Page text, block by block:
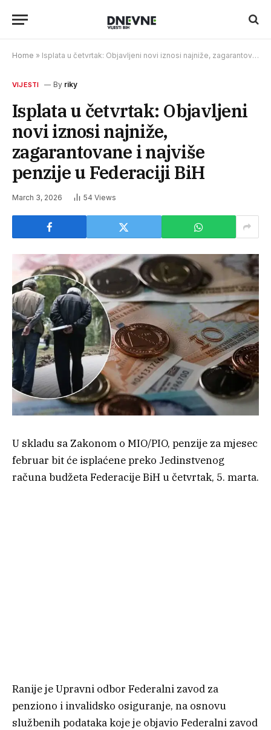
Home » Isplata u četvrtak: Objavljeni novi iznosi najniže, zagarantovane i najviše penzije u Federaciji BiH
VIJESTI By riky
Isplata u četvrtak: Objavljeni
novi iznosi najniže,
zagarantovane i najviše
penzije u Federaciji BiH
March 3, 2026 54 Views
U skladu sa Zakonom o MIO/PIO, penzije za mjesec
februar bit će isplaćene preko Jedinstvenog
računa budžeta Federacije BiH u četvrtak, 5. marta.
Ranije je Upravni odbor Federalni zavod za
penziono i invalidsko osiguranje, na osnovu
službenih podataka koje je objavio Federalni zavod